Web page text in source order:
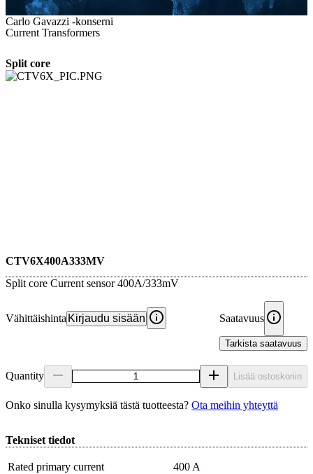
Carlo Gavazzi -konserni
Current Transformers
Split core
CTV6X400A333MV
Split core Current sensor 400A/333mV
Vähittäishinta Kirjaudu sisään Saatavuus
Tarkista saatavuus
Quantity Lisää ostoskoriin
Onko sinulla kysymyksiä tästä tuotteesta? Ota meihin yhteyttä
Tekniset tiedot
Rated primary current 400 A